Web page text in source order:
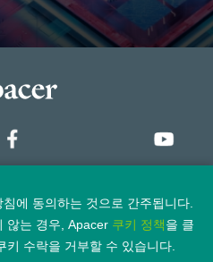
개요
법적 고지
에 동의하는 것으로 간주됩니다.
않는 경우, Apacer 쿠키 정책을 클
수락을 거부할 수 있습니다.